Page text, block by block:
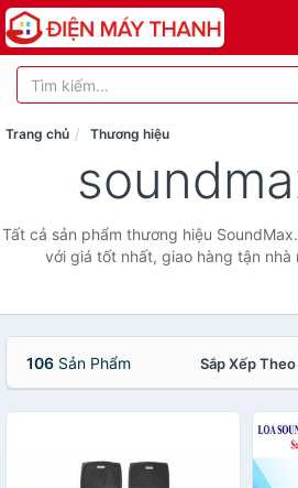
Trang chủ Thương hiệu
Tất cả sản phẩm thương hiệu
với giá tốt nhất, giao hàng tận nhà
106 Sản Phẩm Sắp Xếp Theo